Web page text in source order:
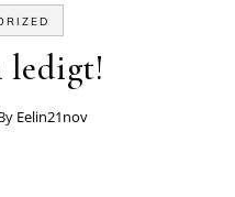
Eelin21nov